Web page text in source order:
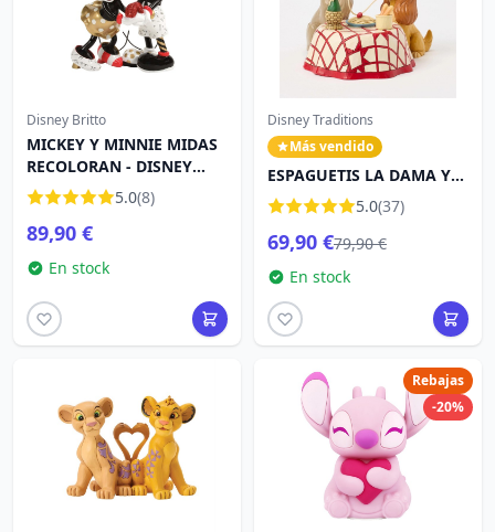
Disney Britto
MICKEY Y MINNIE MIDAS
RECOLORAN - DISNEY
BRITTO
5.0(8)
89,90 €
En stock
Disney Traditions
Más vendido
ESPAGUETIS LA DAMA Y
EL VAGABUNDO - DISNEY
TRADITIONS
5.0(37)
69,90 €79,90 €
En stock
Rebajas
-20%